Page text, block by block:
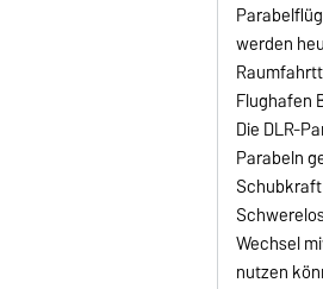
werden
Flughafen
Die DLR-
Parabeln
Wechsel
nutzen